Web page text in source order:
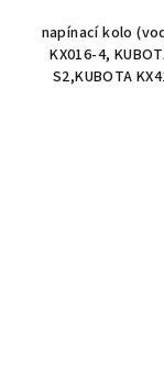
napínací kolo
KX016-4,
S2,KUBOTA